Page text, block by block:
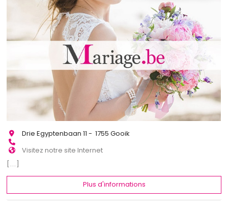
Drie Egyptenbaan 11 - 1755 Gooik
Visitez notre site Internet
[...]
Plus d'informations